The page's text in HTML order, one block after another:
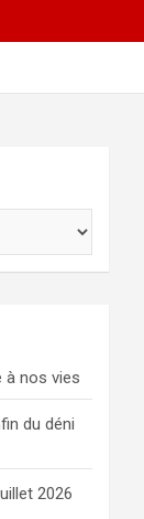
à nos vies
du déni
2026